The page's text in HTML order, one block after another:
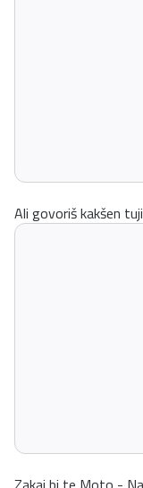
Ali govoriš kakšen